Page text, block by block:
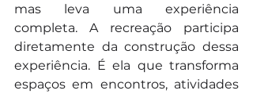
mas leva uma experiência
completa. A recreação participa
diretamente da construção dessa
experiência. É ela que transforma
espaços em encontros, atividades